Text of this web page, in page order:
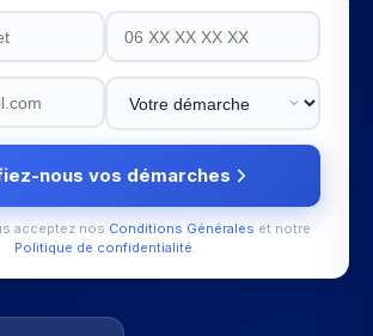
nous vos démarches
acceptez nos Conditions Générales et notre
Politique de confidentialité.